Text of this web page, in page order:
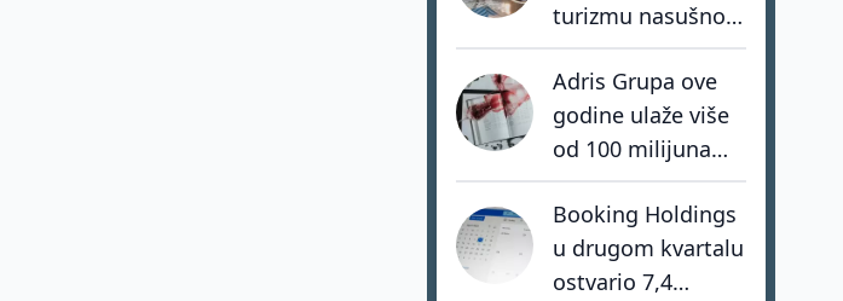
vizijom
turizmu nasušno
nedostaju
hrabrost, stav i -
akcija
Adris Grupa ove
godine ulaže više
od 100 milijuna
eura u turistički
portfelj
Booking Holdings
u drugom kvartalu
ostvario 7,4